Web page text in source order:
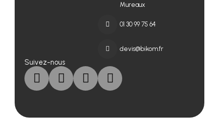
Mureaux
01 30 99 75 64
devis@bikom.fr
Suivez-nous